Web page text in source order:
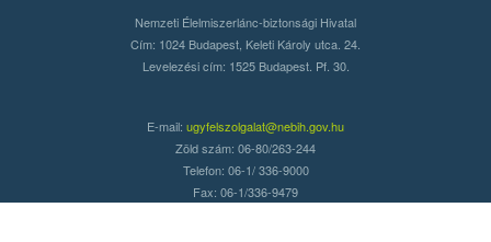
Nemzeti Élelmiszerlánc-biztonsági Hivatal
Cím: 1024 Budapest, Keleti Károly utca. 24.
Levelezési cím: 1525 Budapest. Pf. 30.
E-mail: ugyfelszolgalat@nebih.gov.hu
Zöld szám: 06-80/263-244
Telefon: 06-1/ 336-9000
Fax: 06-1/336-9479